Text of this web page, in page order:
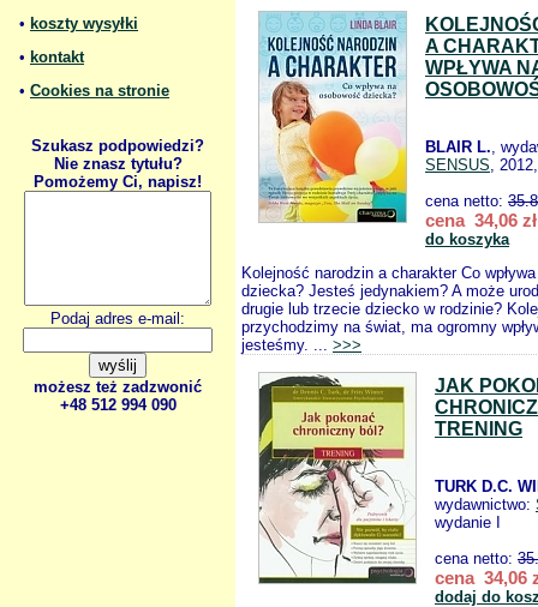
• koszty wysyłki
• kontakt
• Cookies na stronie
Szukasz podpowiedzi?
Nie znasz tytułu?
Pomożemy Ci, napisz!
Podaj adres e-mail:
możesz też zadzwonić
+48 512 994 090
A
WPŁYWA
BLAIR L.,
SENSUS,
cena netto:
cena 34,06 zł
do koszyka
Kolejność narodzin a charakter Co
dziecka? Jesteś jedynakiem? A może
drugie lub trzecie dziecko w rodzinie?
przychodzimy na świat, ma ogromny
jesteśmy. ... >>>
JAK
TRENING
TURK D.C.
wydawnictwo:
wydanie I
cena netto:
cena 34,06
dodaj do